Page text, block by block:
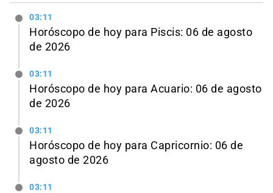
03:11
Horóscopo de hoy para Piscis: 06 de agosto
de 2026
03:11
Horóscopo de hoy para Acuario: 06 de agosto
de 2026
03:11
Horóscopo de hoy para Capricornio: 06 de
agosto de 2026
03:11